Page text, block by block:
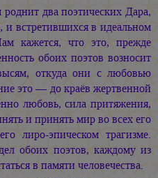
два поэтических Дара,
встретившихся в идеальном
кажется, что это, прежде
обоих поэтов возносит
откуда они с любовью
это — до краёв жертвенной
любовь, сила притяжения,
и принять мир во всех его
лиро-эпическом трагизме.
обоих поэтов, каждому из
в памяти человечества.